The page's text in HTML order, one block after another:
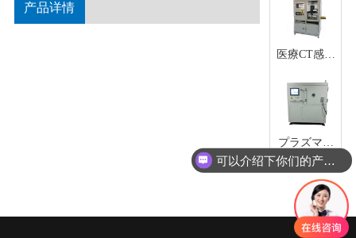
产品详情
医療CT感光
ンサー
プラズマ表
面処理装置
可以介绍下你们的产品么